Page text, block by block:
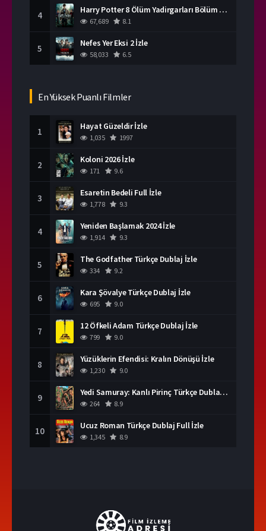
4 Harry Potter 8 Ölüm Yadirgarları Bölüm 2 İzle
67,689 8.1
5 Nefes Yer Eksi 2 İzle
58,033 6.5
En Yüksek Puanlı Filmler
1 Hayat Güzeldir İzle
1,035 1997
2 Koloni 2026 İzle
171 9.6
3 Esaretin Bedeli Full İzle
1,778 9.3
4 Yeniden Başlamak 2024 İzle
1,914 9.3
5 The Godfather Türkçe Dublaj İzle
334 9.2
6 Kara Şövalye Türkçe Dublaj İzle
695 9.0
7 12 Öfkeli Adam Türkçe Dublaj İzle
799 9.0
8 Yüzüklerin Efendisi: Kralın Dönüşü İzle
1,230 9.0
9 Yedi Samuray: Kanlı Pirinç Türkçe Dublaj İzle
264 8.9
10 Ucuz Roman Türkçe Dublaj Full İzle
1,345 8.9